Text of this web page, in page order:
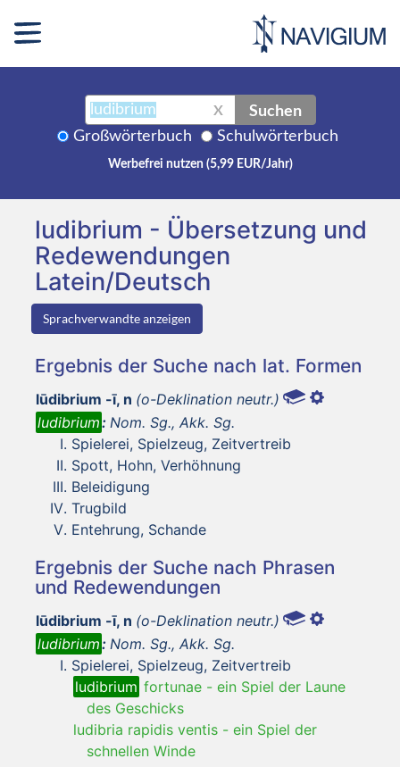
X Suchen
Großwörterbuch Schulwörterbuch
Werbefrei nutzen (5,99 EUR/Jahr)
ludibrium - Übersetzung und
Redewendungen
Latein/Deutsch
Sprachverwandte anzeigen
Ergebnis der Suche nach lat. Formen
lūdibrium -ī, n (o-Deklination neutr.)
ludibrium: Nom. Sg., Akk. Sg.
Spielerei, Spielzeug, Zeitvertreib
Spott, Hohn, Verhöhnung
Beleidigung
Trugbild
Entehrung, Schande
Ergebnis der Suche nach Phrasen
und Redewendungen
lūdibrium -ī, n (o-Deklination neutr.)
ludibrium: Nom. Sg., Akk. Sg.
Spielerei, Spielzeug, Zeitvertreib
ludibrium fortunae - ein Spiel der Laune
des Geschicks
ludibria rapidis ventis - ein Spiel der
schnellen Winde